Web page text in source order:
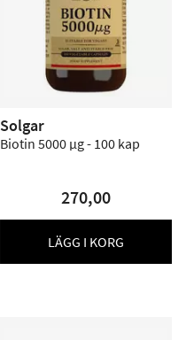
Solgar
Biotin 5000 µg - 100 kap
270,00
LÄGG I KORG